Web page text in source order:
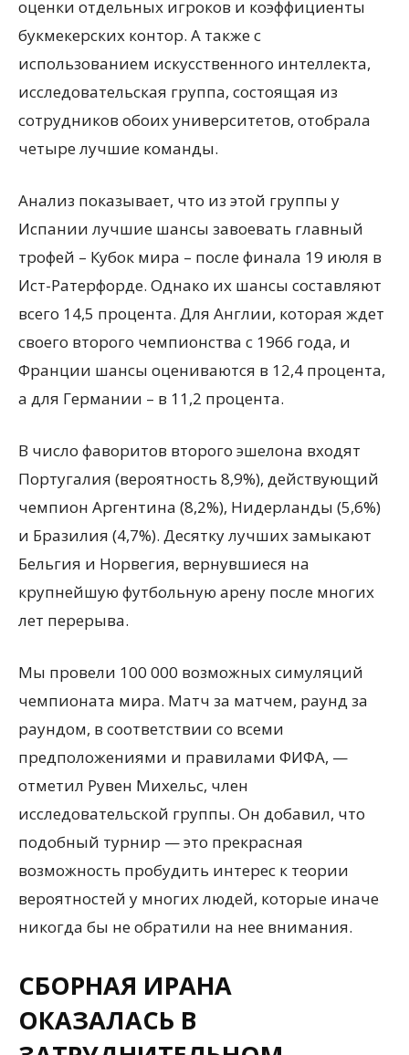
оценки отдельных игроков и коэффициенты
букмекерских контор. А также с
использованием искусственного интеллекта,
исследовательская группа, состоящая из
сотрудников обоих университетов, отобрала
четыре лучшие команды.
Анализ показывает, что из этой группы у
Испании лучшие шансы завоевать главный
трофей – Кубок мира – после финала 19 июля в
Ист-Ратерфорде. Однако их шансы составляют
всего 14,5 процента. Для Англии, которая ждет
своего второго чемпионства с 1966 года, и
Франции шансы оцениваются в 12,4 процента,
а для Германии – в 11,2 процента.
В число фаворитов второго эшелона входят
Португалия (вероятность 8,9%), действующий
чемпион Аргентина (8,2%), Нидерланды (5,6%)
и Бразилия (4,7%). Десятку лучших замыкают
Бельгия и Норвегия, вернувшиеся на
крупнейшую футбольную арену после многих
лет перерыва.
Мы провели 100 000 возможных симуляций
чемпионата мира. Матч за матчем, раунд за
раундом, в соответствии со всеми
предположениями и правилами ФИФА, —
отметил Рувен Михельс, член
исследовательской группы. Он добавил, что
подобный турнир — это прекрасная
возможность пробудить интерес к теории
вероятностей у многих людей, которые иначе
никогда бы не обратили на нее внимания.
СБОРНАЯ ИРАНА
ОКАЗАЛАСЬ В